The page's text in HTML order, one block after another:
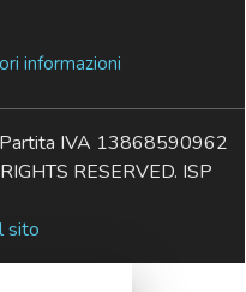
informazioni
IVA 13868590962
RESERVED. ISP
sito